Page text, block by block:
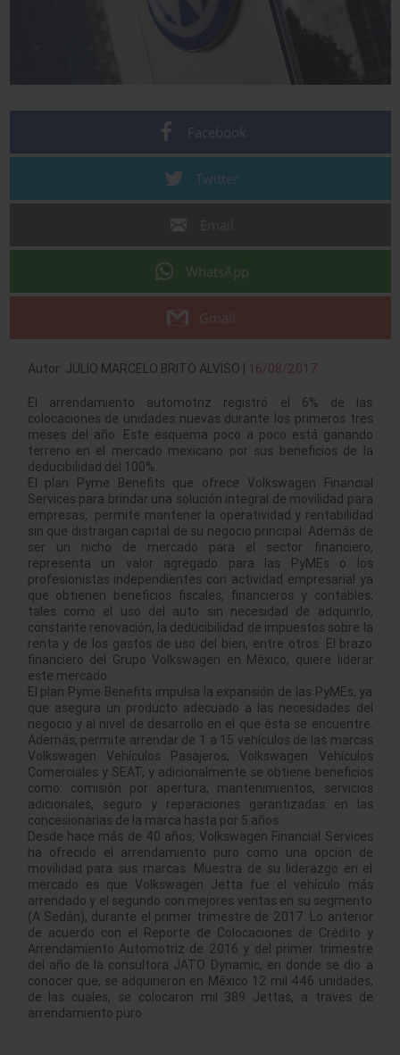
Facebook
Twitter
WhatsApp
Gmail
Autor: JULIO MARCELO BRITO ALVISO | 16/08/2017
El arrendamiento automotriz registró el 6% de las
colocaciones de unidades nuevas durante los primeros tres
meses del año. Este esquema poco a poco está ganando
terreno en el mercado mexicano por sus beneficios de la
deducibilidad del 100%.
El plan Pyme Benefits que ofrece Volkswagen Financial
Services para brindar una solución integral de movilidad para
empresas, permite mantener la operatividad y rentabilidad
sin que distraigan capital de su negocio principal. Además de
ser un nicho de mercado para el sector financiero,
representa un valor agregado para las PyMEs o los
profesionistas independientes con actividad empresarial ya
que obtienen beneficios fiscales, financieros y contables;
tales como el uso del auto sin necesidad de adquirirlo,
constante renovación, la deducibilidad de impuestos sobre la
renta y de los gastos de uso del bien, entre otros. El brazo
financiero del Grupo Volkswagen en México, quiere liderar
este mercado.
El plan Pyme Benefits impulsa la expansión de las PyMEs, ya
que asegura un producto adecuado a las necesidades del
negocio y al nivel de desarrollo en el que ésta se encuentre.
Además, permite arrendar de 1 a 15 vehículos de las marcas
Volkswagen Vehículos Pasajeros, Volkswagen Vehículos
Comerciales y SEAT, y adicionalmente se obtiene beneficios
como: comisión por apertura, mantenimientos, servicios
adicionales, seguro y reparaciones garantizadas en las
concesionarias de la marca hasta por 5 años.
Desde hace más de 40 años, Volkswagen Financial Services
ha ofrecido el arrendamiento puro como una opción de
movilidad para sus marcas. Muestra de su liderazgo en el
mercado es que Volkswagen Jetta fue el vehículo más
arrendado y el segundo con mejores ventas en su segmento
(A Sedán), durante el primer trimestre de 2017. Lo anterior
de acuerdo con el Reporte de Colocaciones de Crédito y
Arrendamiento Automotriz de 2016 y del primer trimestre
del año de la consultora JATO Dynamic, en donde se dio a
conocer que, se adquirieron en México 12 mil 446 unidades,
de las cuales, se colocaron mil 389 Jettas, a través de
arrendamiento puro.